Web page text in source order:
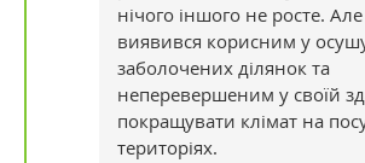
нічого іншого не росте. Але
виявився корисним у
заболочених ділянок та
неперевершеним у своїй
покращувати клімат на
територіях.